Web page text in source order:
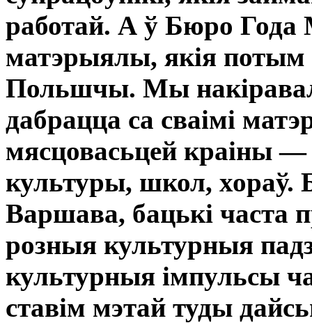
работай. А ў Бюро
матэрыялы, якія потым
Польшчы. Мы
дабрацца са сваімі
мясцовасьцей краіны
культуры, школ, хораў.
Варшава, бацькі часта
розныя культурныя
культурныя імпульсы
ставім мэтай туды